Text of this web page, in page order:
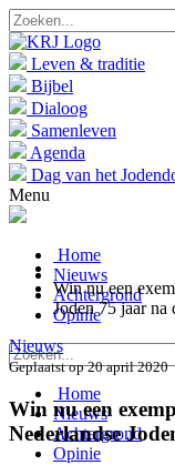
Leven & traditie
Bijbel
Dialoog
Samenleven
Agenda
Dag van het
Menu
Home
Nieuws
Achtergrond
Opinie
Home
Nieuws
Achtergrond
Opinie
Win nu een
Joden 75 jaar na
Nieuws
Geplaatst op 20 april 2020
Win nu een
Nederlandse